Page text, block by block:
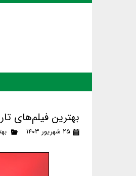
بهترین فیلم‌های تاریخی
۲۵ شهریور ۱۴۰۳